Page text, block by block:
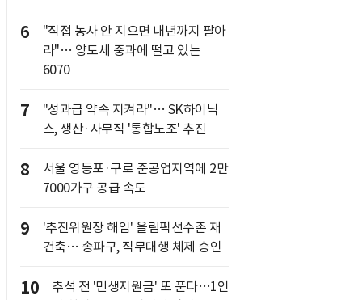
6
"직접 농사 안 지으면 내년까지 팔아
라"… 양도세 중과에 떨고 있는
6070
7
"성과급 약속 지켜라"… SK하이닉
스, 생산·사무직 '통합노조' 추진
8
서울 영등포·구로 준공업지역에 2만
7000가구 공급 속도
9
'추진위원장 해임' 올림픽선수촌 재
건축… 송파구, 직무대행 체제 승인
10
추석 전 '민생지원금' 또 푼다…1인